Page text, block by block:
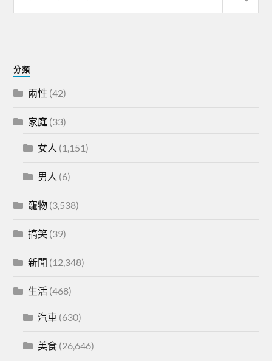
分類
兩性 (42)
家庭 (33)
女人 (1,151)
男人 (6)
寵物 (3,538)
搞笑 (39)
新聞 (12,348)
生活 (468)
汽車 (630)
美食 (26,646)